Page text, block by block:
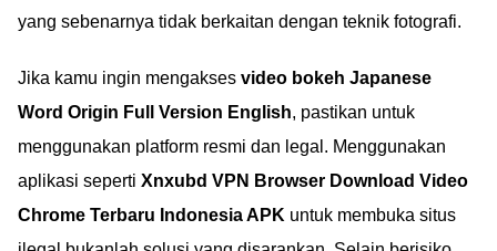
yang sebenarnya tidak berkaitan dengan teknik fotografi.
Jika kamu ingin mengakses video bokeh Japanese
Word Origin Full Version English, pastikan untuk
menggunakan platform resmi dan legal. Menggunakan
aplikasi seperti Xnxubd VPN Browser Download Video
Chrome Terbaru Indonesia APK untuk membuka situs